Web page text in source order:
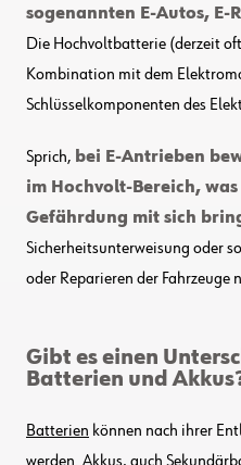
sogenannten E-Autos, E-
Die Hochvoltbatterie (derzeit
Kombination mit dem
Schlüsselkomponenten des
Sprich, bei E-Antrieben
im Hochvolt-Bereich,
Gefährdung mit sich
Sicherheitsunterweisung oder
oder Reparieren der Fahrzeuge
Gibt es einen
Batterien und
Batterien können nach ihrer